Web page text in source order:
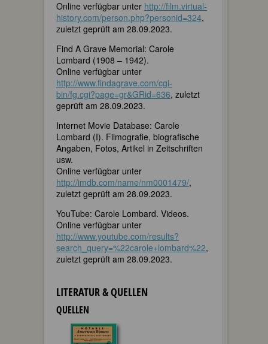
Online verfügbar unter http://film.virtual-
history.com/person.php?personid=324,
zuletzt geprüft am 28.09.2023.
Find A Grave Memorial: Carole
Lombard (1908 – 1942).
Online verfügbar unter
http://www.findagrave.com/cgi-
bin/fg.cgi?page=gr&GRid=636, zuletzt
geprüft am 28.09.2023.
Internet Movie Database: Carole
Lombard (I). Filmografie, biografische
Angaben, Fotos, Artikel in Zeitschriften
usw.
Online verfügbar unter
http://imdb.com/name/nm0001479/,
zuletzt geprüft am 28.09.2023.
YouTube: Carole Lombard. Videos.
Online verfügbar unter
http://www.youtube.com/results?
search_query=%22carole+lombard%22,
zuletzt geprüft am 28.09.2023.
LITERATUR & QUELLEN
QUELLEN